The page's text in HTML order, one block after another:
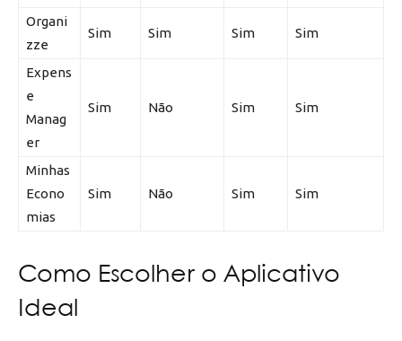
Organi
zze
Sim Sim Sim Sim
Expens
e
Manag
er
Sim Não Sim Sim
Minhas
Econo
mias
Sim Não Sim Sim
Como Escolher o Aplicativo
Ideal